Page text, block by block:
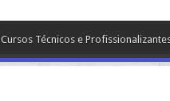
Cursos Técnicos e